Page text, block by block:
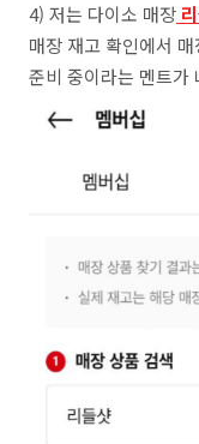
4) 저는 다이소 매장
매장 재고 확인에서
준비 중이라는 멘트가